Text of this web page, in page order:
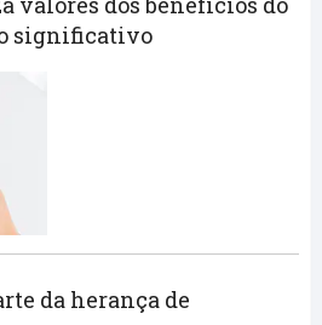
significativo
da herança de